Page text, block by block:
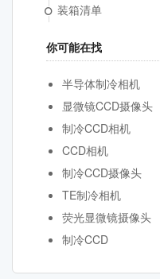
装箱清单
你可能在找
半导体制冷相机
显微镜CCD摄像头
制冷CCD相机
CCD相机
制冷CCD摄像头
TE制冷相机
荧光显微镜摄像头
制冷CCD